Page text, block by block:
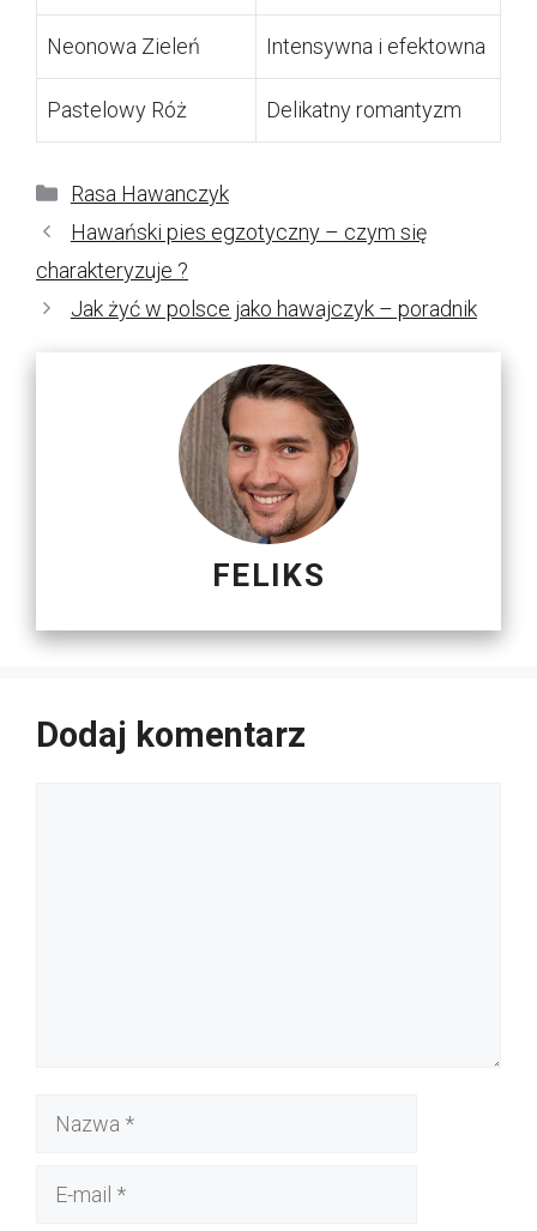
Neonowa Zieleń Intensywna i efektowna
Pastelowy Róż Delikatny romantyzm
Kategorie
Rasa Hawanczyk
Hawański pies egzotyczny – czym się
charakteryzuje ?
Jak żyć w polsce jako hawajczyk – poradnik
FELIKS
Dodaj komentarz
Nazwa